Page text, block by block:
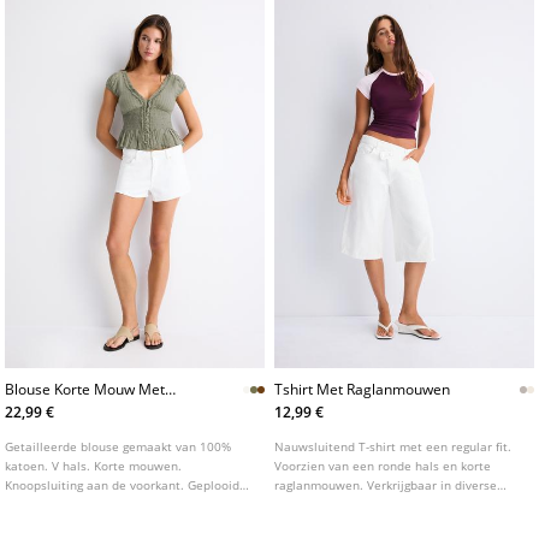
Blouse Korte Mouw Met
Elastiek
22,99 €
Getailleerde blouse gemaakt van 100%
katoen. V hals. Korte mouwen.
Knoopsluiting aan de voorkant. Geplooid
Tshirt Met Raglanmouwen
12,99 €
Nauwsluitend T-shirt met een regular fit.
Voorzien van een ronde hals en korte
raglanmouwen. Verkrijgbaar in diverse